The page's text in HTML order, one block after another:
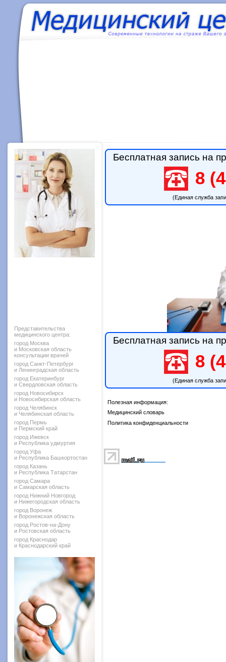
Представительства
медицинского центра:
город Москва
и Московская область
консультации врачей
город Санкт-Петербург
и Ленинградская область
город Екатеринбург
и Свердловская область
город Новосибирск
и Новосибирская область
город Челябинск
и Челябинская область
город Пермь
и Пермский край
город Ижевск
и Республика удмуртия
город Уфа
и Республика Башкортостан
город Казань
и Республика Татарстан
город Самара
и Самарская область
город Нижний Новгород
и Нижегородская область
город Воронеж
и Воронежская область
город Ростов-на-Дону
и Ростовская область
город Краснодар
и Краснодарский край
Бесплатная запись на
8
(Единая служба
Бесплатная запись на
8
(Единая служба
Полезная информация:
Медицинский словарь
Политика конфиденциальности